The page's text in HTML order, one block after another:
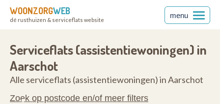
WOONZORGWEB
dé rusthuizen & serviceflats website
menu
Serviceflats (assistentiewoningen) in
Aarschot
Alle serviceflats (assistentiewoningen) in Aarschot
Zoek op postcode en/of meer filters